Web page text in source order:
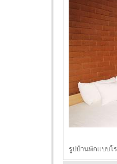
รูปบ้านพักแบบโ